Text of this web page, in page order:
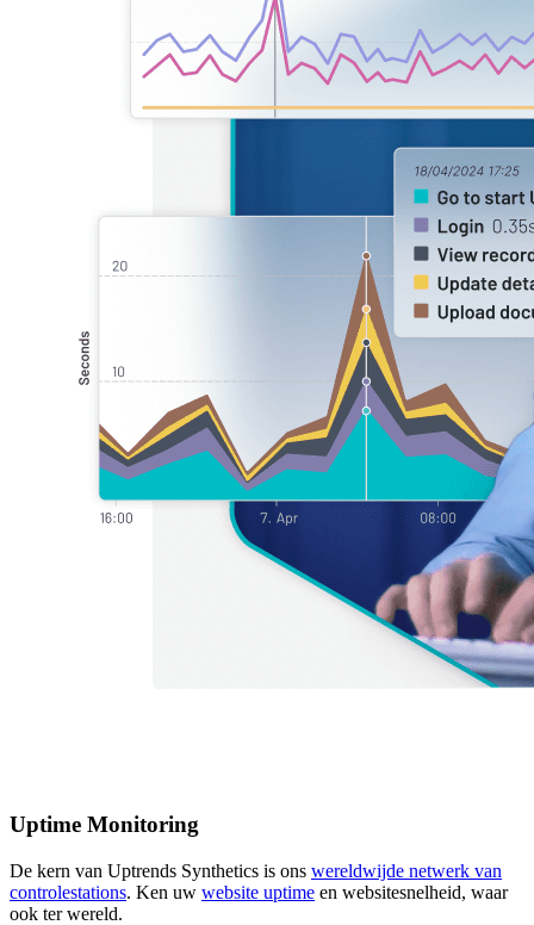
Uptime Monitoring
De kern van Uptrends Synthetics is ons wereldwijde netwerk van
controlestations. Ken uw website uptime en websitesnelheid, waar
ook ter wereld.